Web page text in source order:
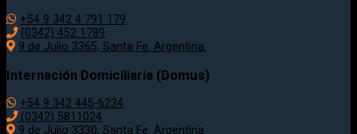
+54 9 342 4 791 179
(0342) 452 1789
9 de Julio 3365, Santa Fe. Argentina.
Internación Domiciliaria (Domus)
+54 9 342 445-6234
(0342) 5811024
9 de Julio 3330, Santa Fe. Argentina.